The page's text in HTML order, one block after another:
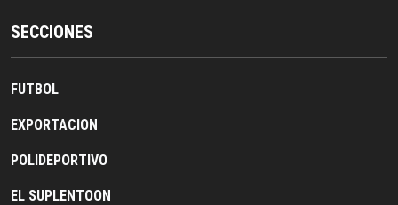
SECCIONES
FUTBOL
EXPORTACION
POLIDEPORTIVO
EL SUPLENTOON